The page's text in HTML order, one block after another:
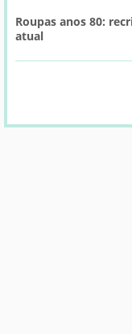
Roupas anos 80:
atual